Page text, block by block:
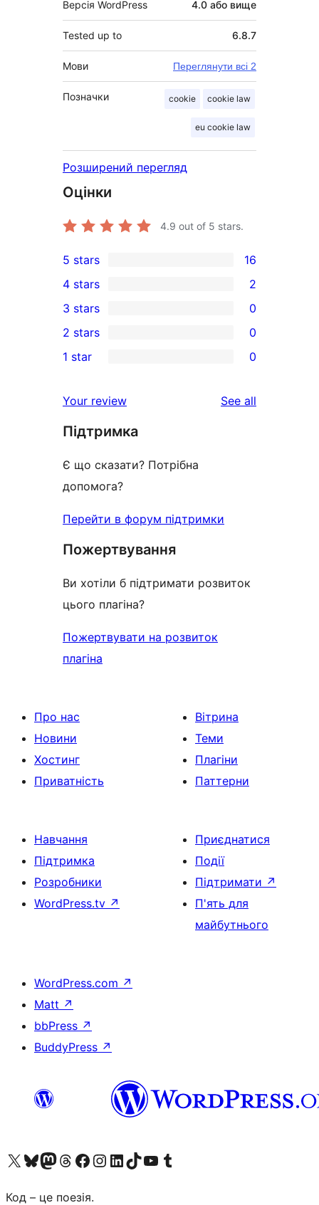
Версія WordPress 4.0 або вище
Tested up to 6.8.7
Мови Переглянути всі 2
Позначки cookie cookie law
eu cookie law
Розширений перегляд
Оцінки
4.9 out of 5 stars.
16
5-
star
reviews
5 stars 16
4-
star
reviews
4 stars 2
0
3-
star
3 stars 0
2-
reviews
2 stars 0
star
reviews
1 star 0
Your review See all
Підтримка
Є що сказати? Потрібна
допомога?
Перейти в форум підтримки
Пожертвування
Ви хотіли б підтримати розвиток
цього плагіна?
Пожертвувати на розвиток
плагіна
Про нас
Новини
Хостинг
Приватність
Вітрина
Теми
Плагіни
Паттерни
Навчання
Підтримка
Розробники
WordPress.tv ↗
Приєднатися
Події
Підтримати ↗
П'ять для
майбутнього
WordPress.com ↗
Matt ↗
bbPress ↗
BuddyPress ↗
Visit our X (formerly Twitter) account
Visit our Bluesky account
Завітайте до нашої стрічки в Mastodon
Visit our Threads account
Завітайте на нашу сторінку в Facebook
Visit our Instagram account
Visit our LinkedIn account
Visit our TikTok account
Visit our YouTube channel
Visit our Tumblr account
Код – це поезія.